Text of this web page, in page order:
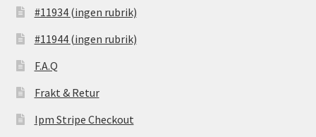
#11934 (ingen rubrik)
#11944 (ingen rubrik)
F.A.Q
Frakt & Retur
Ipm Stripe Checkout